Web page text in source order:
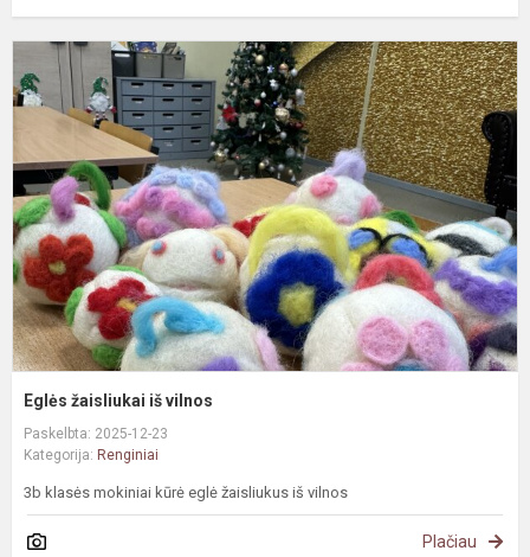
Eglės žaisliukai iš vilnos
Paskelbta: 2025-12-23
Kategorija: Renginiai
3b klasės mokiniai kūrė eglė žaisliukus iš vilnos
Plačiau